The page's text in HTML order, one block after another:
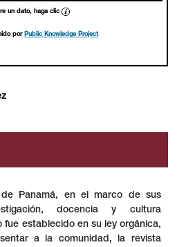
un dato, haga clic
por Public Knowledge Project
de Panamá, en el marco de sus
docencia y cultura
fue establecido en su ley orgánica,
a la comunidad, la revista